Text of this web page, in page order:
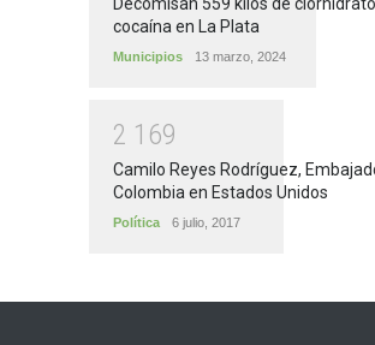
Decomisan 559 kilos de
cocaína en La Plata
Municipios 13 marzo, 2024
2 1 69
Camilo Reyes Rodríguez,
Colombia en Estados Unidos
Política 6 julio, 2017